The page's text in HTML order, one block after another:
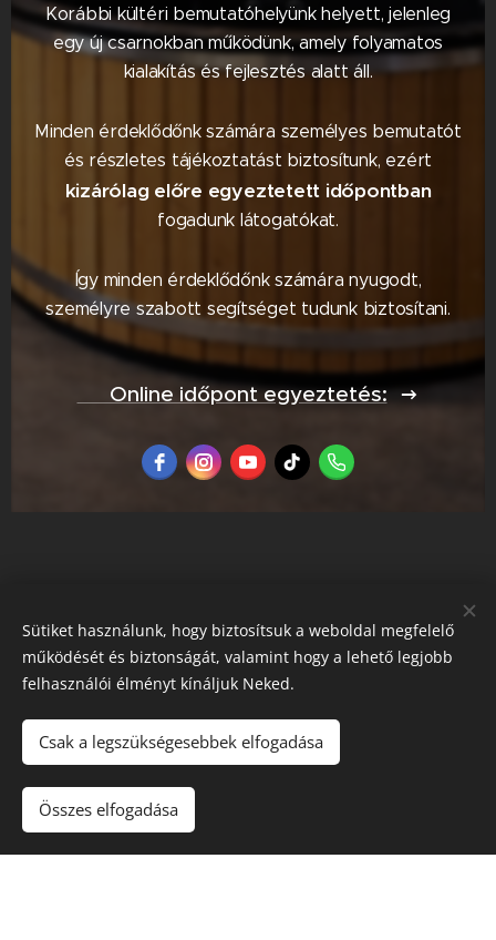
Korábbi kültéri bemutatóhelyünk helyett, jelenleg
egy új csarnokban működünk, amely folyamatos
kialakítás és fejlesztés alatt áll.
Minden érdeklődőnk számára személyes bemutatót
és részletes tájékoztatást biztosítunk, ezért
kizárólag előre egyeztetett időpontban
fogadunk látogatókat.
Így minden érdeklődőnk számára nyugodt,
személyre szabott segítséget tudunk biztosítani.
📅 Online időpont egyeztetés:
Északi Dézsa
Kezdőlap
Impresszum
Adatkezelési tájékoztató
Sütiket használunk, hogy biztosítsuk a weboldal megfelelő
működését és biztonságát, valamint hogy a lehető legjobb
felhasználói élményt kínáljuk Neked.
Csak a legszükségesebbek elfogadása
Összes elfogadása